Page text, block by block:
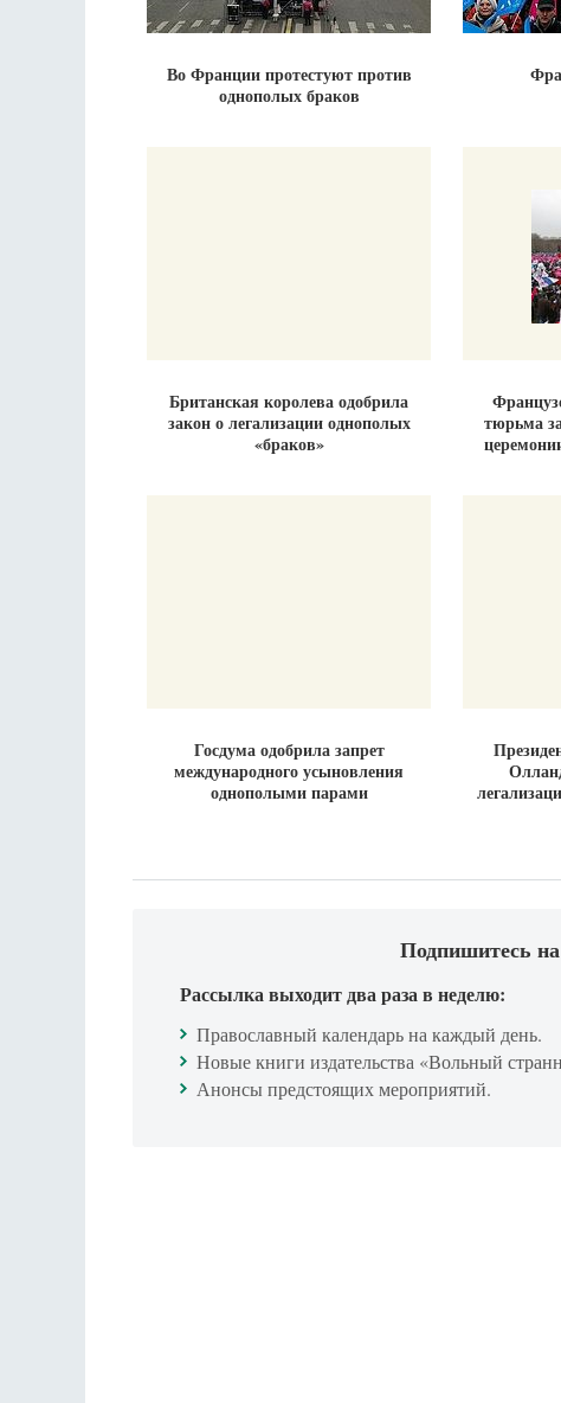
Во Франции протестуют против
однополых браков
Британская королева одобрила
закон о легализации однополых
«браков»
тюрьма
Госдума одобрила запрет
международного усыновления
однополыми парами
Подпишитесь
Рассылка выходит два раза в неделю:
Православный календарь на каждый день.
Новые книги издательства «Вольный
Анонсы предстоящих мероприятий.